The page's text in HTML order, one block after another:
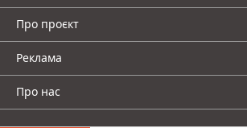
Про проєкт
Реклама
Про нас